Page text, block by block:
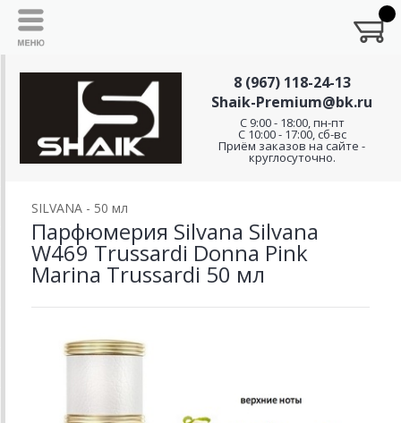
8 (967) 118-24-13
Shaik-Premium@bk.ru
C 9:00 - 18:00, пн-пт
С 10:00 - 17:00, сб-вс
Приём заказов на сайте -
круглосуточно.
SILVANA - 50 мл
Парфюмерия Silvana Silvana
W469 Trussardi Donna Pink
Marina Trussardi 50 мл